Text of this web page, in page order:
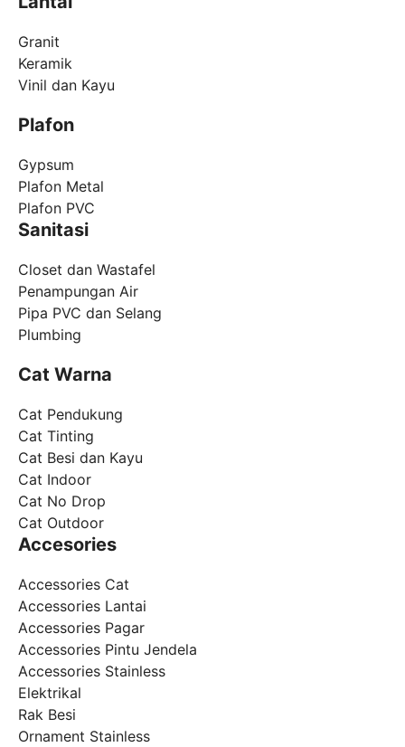
Granit
Keramik
Vinil dan Kayu
Plafon
Gypsum
Plafon Metal
Plafon PVC
Sanitasi
Closet dan Wastafel
Penampungan Air
Pipa PVC dan Selang
Plumbing
Cat Warna
Cat Pendukung
Cat Tinting
Cat Besi dan Kayu
Cat Indoor
Cat No Drop
Cat Outdoor
Accesories
Accessories Cat
Accessories Lantai
Accessories Pagar
Accessories Pintu Jendela
Accessories Stainless
Elektrikal
Rak Besi
Ornament Stainless